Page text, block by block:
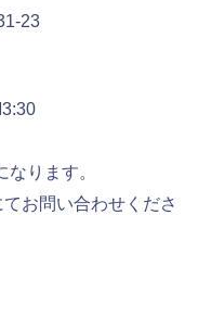
23
ります。
お問い合わせくださ